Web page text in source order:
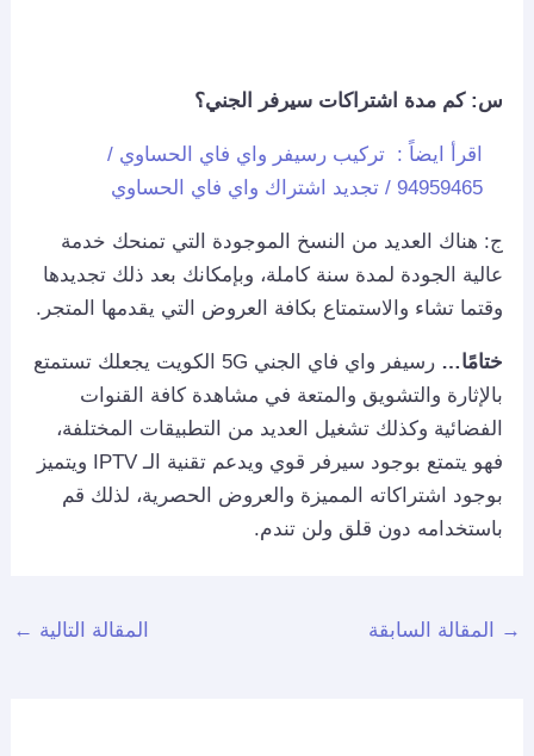
س: كم مدة اشتراكات سيرفر الجني؟
اقرأ ايضاً : تركيب رسيفر واي فاي الحساوي /
94959465 / تجديد اشتراك واي فاي الحساوي
ج: هناك العديد من النسخ الموجودة التي تمنحك خدمة
عالية الجودة لمدة سنة كاملة، وبإمكانك بعد ذلك تجديدها
وقتما تشاء والاستمتاع بكافة العروض التي يقدمها المتجر.
ختامًا…
رسيفر واي فاي الجني 5G الكويت يجعلك تستمتع
بالإثارة والتشويق والمتعة في مشاهدة كافة القنوات
الفضائية وكذلك تشغيل العديد من التطبيقات المختلفة،
فهو يتمتع بوجود سيرفر قوي ويدعم تقنية الـ IPTV ويتميز
بوجود اشتراكاته المميزة والعروض الحصرية، لذلك قم
باستخدامه دون قلق ولن تندم.
→ المقالة السابقة المقالة التالية ←